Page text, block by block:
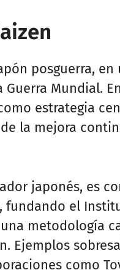
posguerra,
Mundial.
estrategia
la mejora
japonés, es
fundando el
metodología
Ejemplos
como